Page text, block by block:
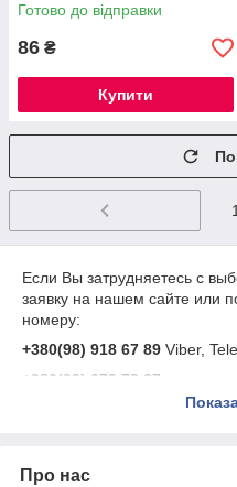
Готово до відправки
86 ₴
Купити
1
Если Вы затрудняетесь с
заявку на нашем сайте или
номеру:
+380(98) 918 67 89 Viber,
+380(99) 679 78 37
Подробнее: https://
Про нас